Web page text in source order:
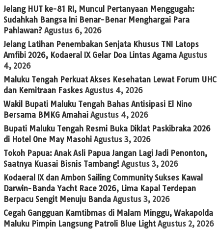
Jelang HUT ke-81 RI, Muncul Pertanyaan Menggugah:
Sudahkah Bangsa Ini Benar-Benar Menghargai Para
Pahlawan? Agustus 6, 2026
Jelang Latihan Penembakan Senjata Khusus TNI Latops
Amfibi 2026, Kodaeral IX Gelar Doa Lintas Agama Agustus
4, 2026
Maluku Tengah Perkuat Akses Kesehatan Lewat Forum UHC
dan Kemitraan Faskes Agustus 4, 2026
Wakil Bupati Maluku Tengah Bahas Antisipasi El Nino
Bersama BMKG Amahai Agustus 4, 2026
Bupati Maluku Tengah Resmi Buka Diklat Paskibraka 2026
di Hotel One May Masohi Agustus 3, 2026
Tokoh Papua: Anak Asli Papua Jangan Lagi Jadi Penonton,
Saatnya Kuasai Bisnis Tambang! Agustus 3, 2026
Kodaeral IX dan Ambon Sailing Community Sukses Kawal
Darwin-Banda Yacht Race 2026, Lima Kapal Terdepan
Berpacu Sengit Menuju Banda Agustus 3, 2026
Cegah Gangguan Kamtibmas di Malam Minggu, Wakapolda
Maluku Pimpin Langsung Patroli Blue Light Agustus 2, 2026